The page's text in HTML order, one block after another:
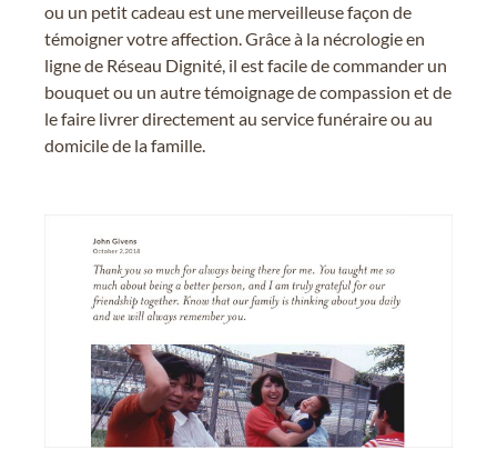
ou un petit cadeau est une merveilleuse façon de
témoigner votre affection. Grâce à la nécrologie en
ligne de Réseau Dignité, il est facile de commander un
bouquet ou un autre témoignage de compassion et de
le faire livrer directement au service funéraire ou au
domicile de la famille.